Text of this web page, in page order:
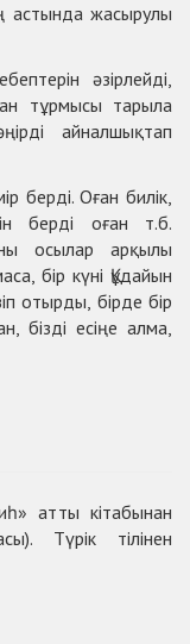
астында жасырулы
әзірлейді,
тұрмысы тарыла
айналшықтап
берді. Оған билік,
берді оған т.б.
осылар арқылы
бір күні Құдайын
отырды, бірде бір
бізді есіңе алма,
атты кітабынан
Түрік тілінен